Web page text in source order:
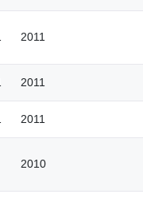
2011
2011
2011
2010